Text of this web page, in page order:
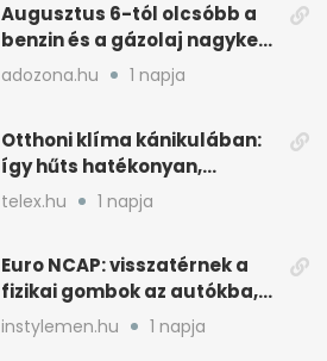
Augusztus 6-tól olcsóbb a
benzin és a gázolaj nagyker
ára
adozona.hu 1 napja
Otthoni klíma kánikulában:
így hűts hatékonyan,
kevesebb árammal
telex.hu 1 napja
Euro NCAP: visszatérnek a
fizikai gombok az autókba,
kevesebb nyomkodással
instylemen.hu 1 napja